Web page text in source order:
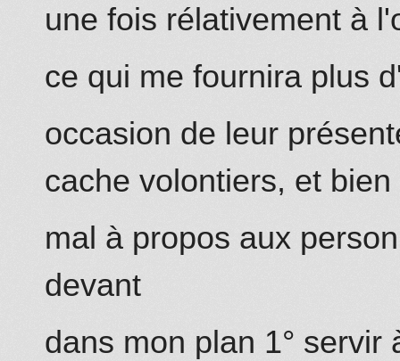
une fois rélativement à
ce qui me fournira plus
occasion de leur
cache volontiers, et bien
mal à propos aux
devant
dans mon plan 1°